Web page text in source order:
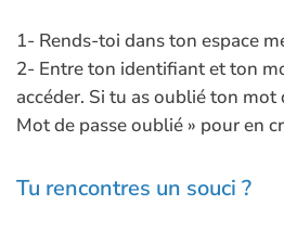
1- Rends-toi dans ton espace
2- Entre ton identifiant et ton
accéder. Si tu as oublié ton mot
Mot de passe oublié » pour en
Tu rencontres un souci ?